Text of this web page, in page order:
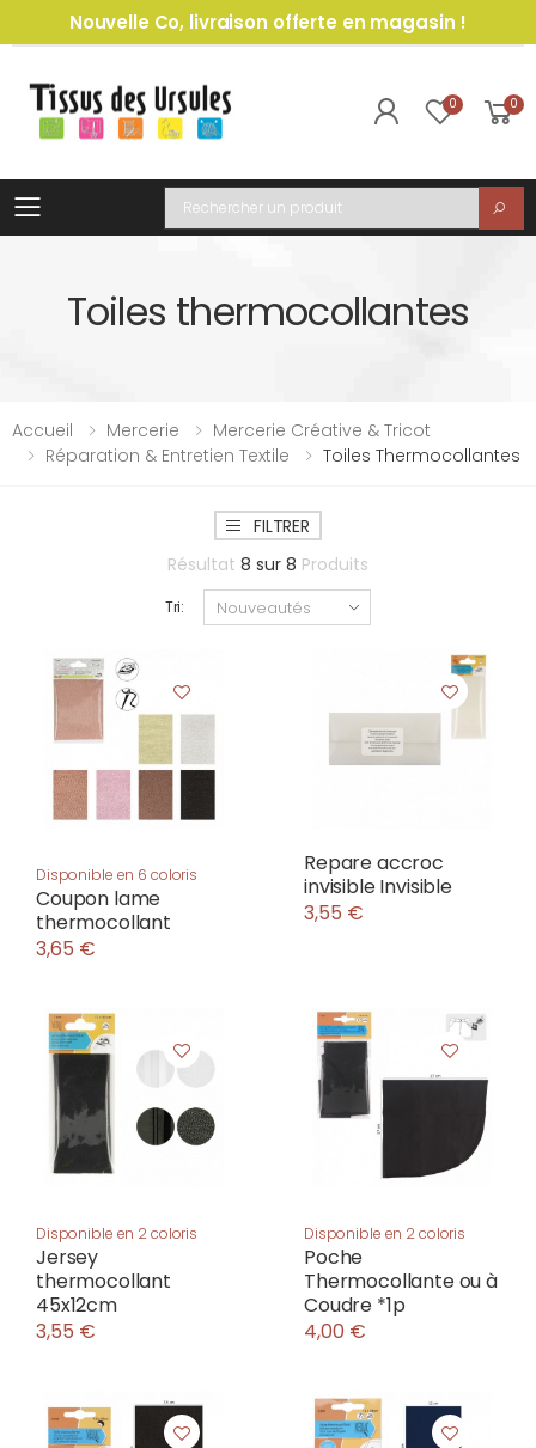
Nouvelle Co, livraison offerte en magasin !
0 0
Toggle mobile menu
Recherche
Toiles thermocollantes
Accueil Mercerie
Mercerie Créative & Tricot
Réparation & Entretien Textile
Toiles Thermocollantes
FILTRER
Résultat 8 sur 8 Produits
Tri:
Disponible en 6 coloris
Coupon lame
thermocollant
3,65 €
Repare accroc
invisible Invisible
3,55 €
Disponible en 2 coloris
Jersey
thermocollant
45x12cm
3,55 €
Disponible en 2 coloris
Poche
Thermocollante ou à
Coudre *1p
4,00 €